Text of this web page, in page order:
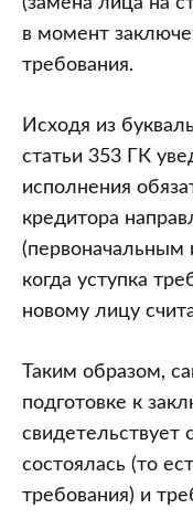
кредитором
договора
требования
и
исполнения
с
конкретной
в
пользу
нового
кредитора.
Кому
в момент
требования.
Исходя из
статьи 353 ГК
исполнения
кредитора
(первоначальным
когда уступка
новому лицу
Таким образом,
подготовке к
свидетельствует
состоялась (то
требования) и